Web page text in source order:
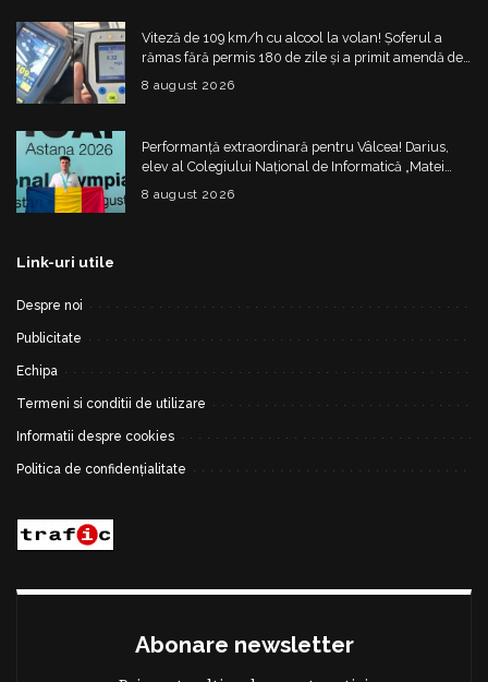
Viteză de 109 km/h cu alcool la volan! Șoferul a
rămas fără permis 180 de zile și a primit amendă de
4.325 de lei
8 august 2026
Performanță extraordinară pentru Vâlcea! Darius,
elev al Colegiului Național de Informatică „Matei
Basarab”, a cucerit argintul la Olimpiada
Internațională de Inteligență Artificială
8 august 2026
Link-uri utile
Despre noi
Publicitate
Echipa
Termeni si conditii de utilizare
Informatii despre cookies
Politica de confidențialitate
Abonare newsletter